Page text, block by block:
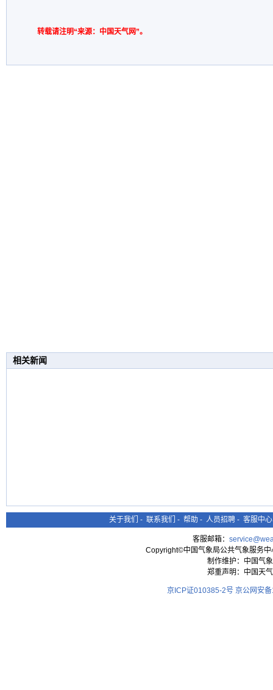
转载请注明“来源：中国天气网”。
相关新闻
关于我们 - 联系我们 - 帮助 - 人员招聘 - 客服中心
客服邮箱：
Copyright©中国气象局公共气象服务
制作维护：中国气
郑重声明：中国天
京ICP证010385-2号 京公网安